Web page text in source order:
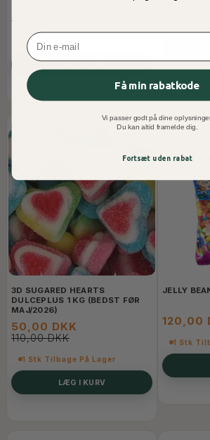
110,00 DKK
2 Stk Tilbage På Lager
LÆG I KURV
110,00
3D SUGARED HEARTS
DULCEPLUS 1 KG (BEDST FØR
MAJ/2026)
50,00 DKK
110,00 DKK
1 Stk Tilbage På Lager
LÆG I KURV
JELLY
120,00
1 Stk
Email
Få min rabatkode
Vi passer godt på dine
Du kan altid framelde dig.
Fortsæt uden rabat